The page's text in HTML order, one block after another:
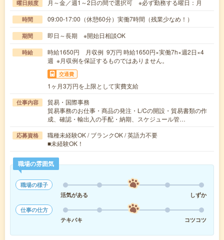
曜日頻度 月～金／週1～2日の間で選択可 ※必ず勤務する曜日：月
時間 09:00-17:00（休憩60分）実働7時間（残業少なめ！）
期間 即日～長期 ※開始日相談OK
時給
時給1650円 月収例 9万円 時給1650円×実働7h×週2日×4
週 ※月収例を保証するものではありません。
交通費
1ヶ月3万円を上限として実費支給
仕事内容
貿易・国際事務
貿易事務のお仕事・商品の発注・L/Cの開設・貿易書類の作
成、確認・輸出入の手配・納期、スケジュール管…
応募資格
職種未経験OK / ブランクOK / 英語力不要
■未経験OK！
職場の雰囲気
職場の様子
活気がある
しずか
仕事の仕方
テキパキ
コツコツ